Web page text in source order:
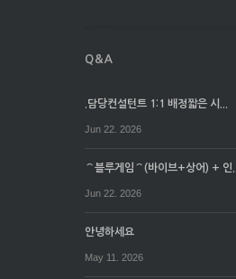
.담당컨설턴트 1:1 배정짧은 시...
Jun 22. 2026
⌒블루게임⌒(바이브+상어) + 인...
Jun 22. 2026
안녕하세요
May 11. 2026